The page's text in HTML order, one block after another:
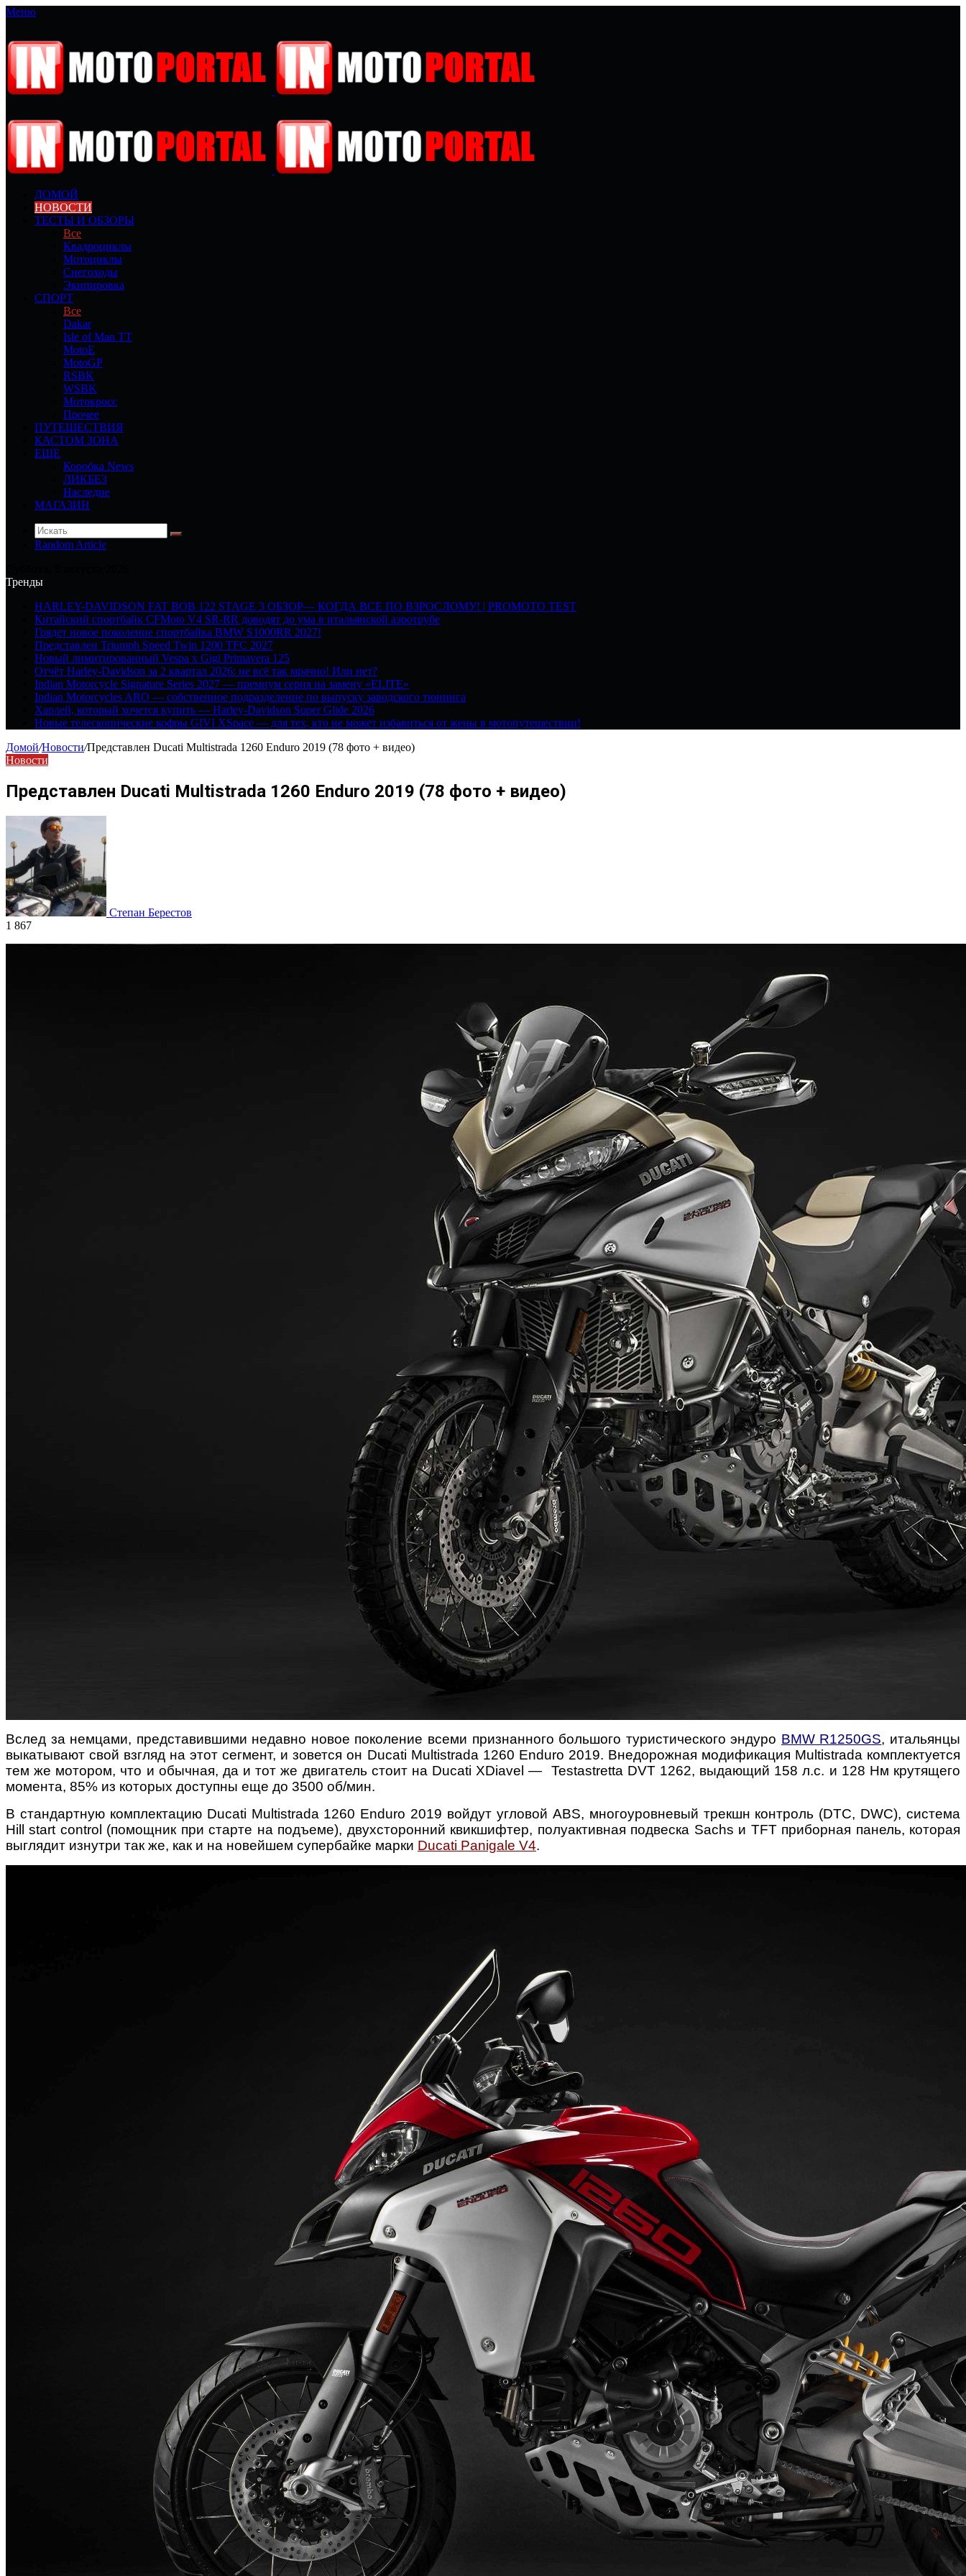
Меню
ДОМОЙ
НОВОСТИ
ТЕСТЫ И ОБЗОРЫ
Все
Квадроциклы
Мотоциклы
Снегоходы
Экипировка
СПОРТ
Все
Dakar
Isle of Man TT
MotoE
MotoGP
RSBK
WSBK
Мотокросс
Прочее
ПУТЕШЕСТВИЯ
КАСТОМ ЗОНА
ЕЩЕ
Коробка News
ЛИКБЕЗ
Наследие
МАГАЗИН
Random Article
Тренды
HARLEY-DAVIDSON FAT BOB 122 STAGE 3 ОБЗОР— КОГДА ВСЕ ПО ВЗРОСЛОМУ! | PROMOTO TEST
Китайский спортбайк CFMoto V4 SR-RR доводят до ума в итальянской аэротрубе
Грядет новое поколение спортбайка BMW S1000RR 2027!
Представлен Triumph Speed Twin 1200 TFC 2027
Новый лимитированный Vespa x Gigi Primavera 125
Отчёт Harley-Davidson за 2 квартал 2026: не всё так мрачно! Или нет?
Indian Motorcycle Signature Series 2027 — премиум серия на замену «ELITE»
Indian Motorcycles ARO — собственное подразделение по выпуску заводского тюнинга
Харлей, который хочется купить — Harley-Davidson Super Glide 2026
Новые телескопические кофры GIVI XSpace — для тех, кто не может избавиться от жены в мотопутешествии!
Домой/Новости/Представлен Ducati Multistrada 1260 Enduro 2019 (78 фото + видео)
Новости
Представлен Ducati Multistrada 1260 Enduro 2019 (78 фото + видео)
Степан Берестов
1 867
Вслед за немцами, представившими недавно новое поколение всеми признанного большого туристического эндуро BMW R1250GS, итальянцы
выкатывают свой взгляд на этот сегмент, и зовется он Ducati Multistrada 1260 Enduro 2019. Внедорожная модификация Multistrada комплектуется
тем же мотором, что и обычная, да и тот же двигатель стоит на Ducati XDiavel — Testastretta DVT 1262, выдающий 158 л.с. и 128 Нм крутящего
момента, 85% из которых доступны еще до 3500 об/мин.
В стандартную комплектацию Ducati Multistrada 1260 Enduro 2019 войдут угловой ABS, многоуровневый трекшн контроль (DTC, DWC), система
Hill start control (помощник при старте на подъеме), двухсторонний квикшифтер, полуактивная подвеска Sachs и TFT приборная панель, которая
выглядит изнутри так же, как и на новейшем супербайке марки Ducati Panigale V4.